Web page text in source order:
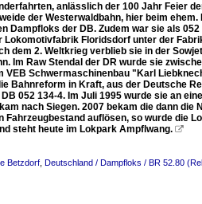
anlässlich der 100 Jahr Feier
der Westerwaldbahn, hier beim
der DB. Zudem war sie als 052
Lokomotivfabrik Floridsdorf unter der
dem 2. Weltkrieg verblieb sie in der
Im Raw Stendal der DR wurde sie
Schwermaschinenbau "Karl
Bahnreform in Kraft, aus der Deutsche
052 134-4. Im Juli 1995 wurde sie an
nach Siegen. 2007 bekam die dann die
auflösen, so wurde die
steht heute im Lokpark Ampflwang. 
Betzdorf Deutschland / Dampfloks / BR 52.80